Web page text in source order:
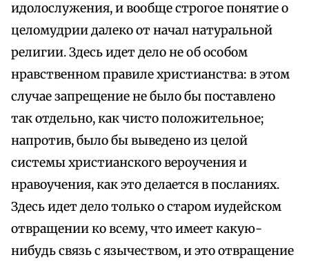
идолослужения, и вообще строгое понятие о
целомудрии далеко от начал натуральной
религии. Здесь идет дело не об особом
нравственном правиле христианства: в этом
случае запрещение не было бы поставлено
так отдельно, как чисто положительное;
напротив, было бы выведено из целой
системы христианского вероучения и
нравоучения, как это делается в посланиях.
Здесь идет дело только о старом иудейском
отвращении ко всему, что имеет какую-
нибудь связь с язычеством, и это отвращение